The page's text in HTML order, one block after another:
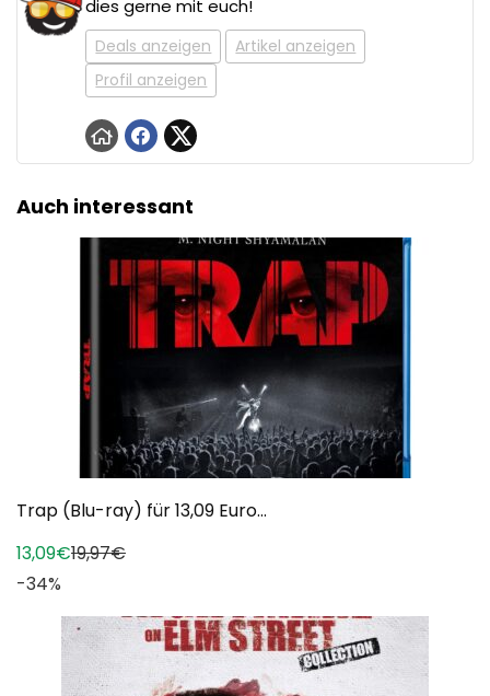
dies gerne mit euch!
Deals anzeigen
Artikel anzeigen
Profil anzeigen
Auch interessant
Trap (Blu-ray) für 13,09 Euro...
13,09€19,97€
-34%